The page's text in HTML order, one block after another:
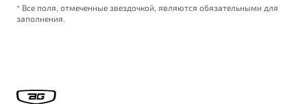
* Все поля, отмеченные звездочкой, являются обязательными для
заполнения.